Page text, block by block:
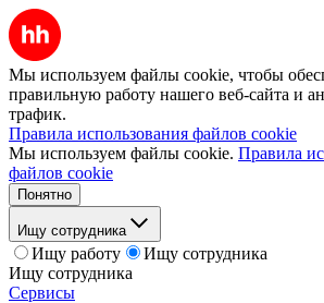
Мы используем файлы cookie, чтобы
правильную работу нашего веб-сайта и
трафик.
Правила использования файлов cookie
Мы используем файлы cookie. Правила
файлов cookie
Понятно
Ищу сотрудника
Ищу работу
Ищу сотрудника
Ищу сотрудника
Сервисы